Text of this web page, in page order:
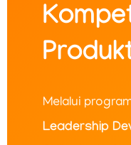
Melalui
Leadership